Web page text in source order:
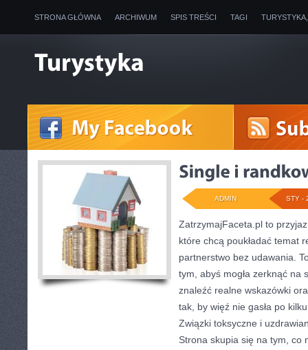
STRONA GŁÓWNA ARCHIWUM SPIS TREŚCI TAGI
STY -
ADMIN
ZatrzymajFaceta.pl to
które chcą poukładać temat
partnerstwo bez udawania.
tym, abyś mogła zerknąć na
znaleźć realne wskazówki
tak, by więź nie gasła po
Związki toksyczne i
Strona skupia się na tym, co